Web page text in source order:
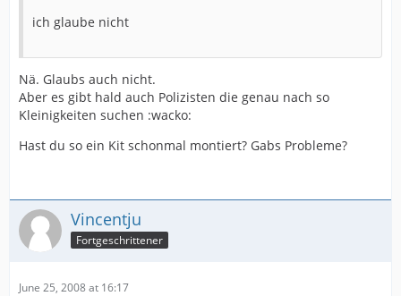
ich glaube nicht
Nä. Glaubs auch nicht.
Aber es gibt hald auch Polizisten die genau nach so
Kleinigkeiten suchen :wacko:
Hast du so ein Kit schonmal montiert? Gabs Probleme?
Vincentju
Fortgeschrittener
June 25, 2008 at 16:17